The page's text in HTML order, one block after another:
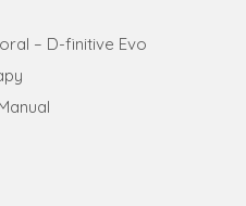
– D-finitive Evo